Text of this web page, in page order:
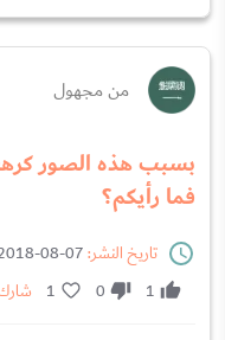
من مجهول
بسبب هذه الصور
فما رأيكم؟
تاريخ النشر:
1
0
1